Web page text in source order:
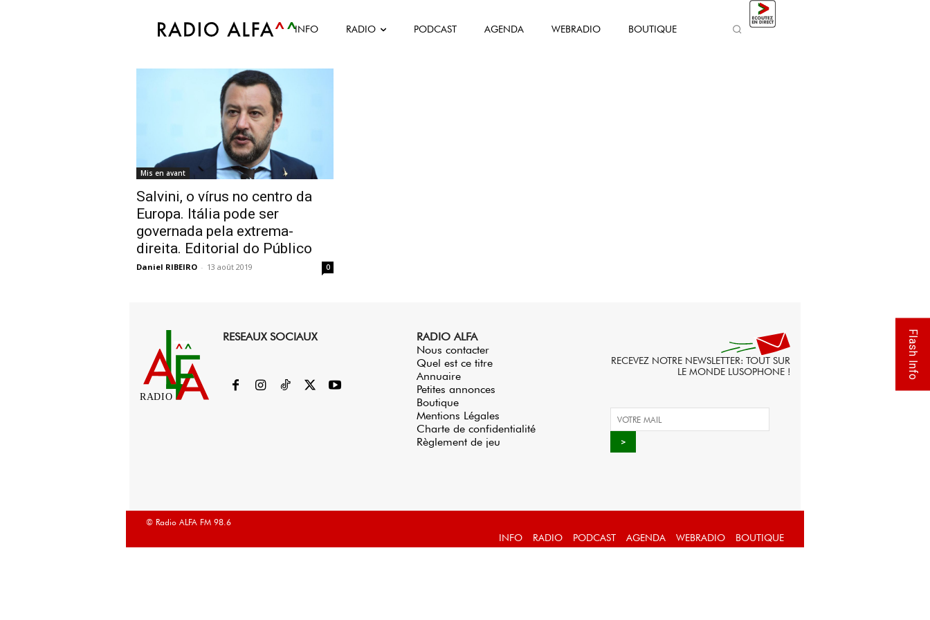
INFO RADIO PODCAST AGENDA WEBRADIO BOUTIQUE
Accueil Tags Salvini
Tag: Salvini
Mis en avant
Salvini, o vírus no centro da
Europa. Itália pode ser
governada pela extrema-
direita. Editorial do Público
Daniel RIBEIRO - 13 août 2019 0
RADIO
RESEAUX SOCIAUX
RADIO ALFA
Nous contacter
Quel est ce titre
Annuaire
Petites annonces
Boutique
Mentions Légales
Charte de confidentialité
Règlement de jeu
RECEVEZ NOTRE NEWSLETTER: TOUT SUR
LE MONDE LUSOPHONE !
© Radio ALFA FM 98.6
INFO RADIO PODCAST AGENDA WEBRADIO BOUTIQUE
Flash Info